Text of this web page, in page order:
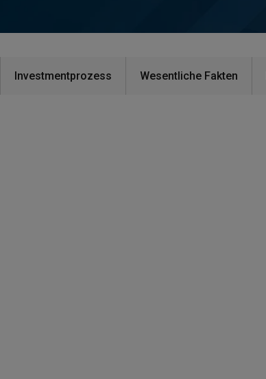
Investmentprozess Wesentliche Fakten